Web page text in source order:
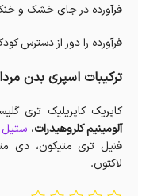
فرآورده در جای خشک و
فرآورده را دور از دسترس
ترکیبات اسپری بدن
کاپریک کاپریلیک تری
آلومینیم کلروهیدرات، ستیل
فنیل تری متیکون، دی
لاکتون.